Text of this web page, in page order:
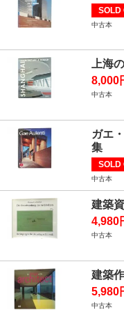
SOLD
中古本
上海
8,000
中古本
ガエ
集
SOLD
中古本
建築
4,980
中古本
建築
5,980
中古本